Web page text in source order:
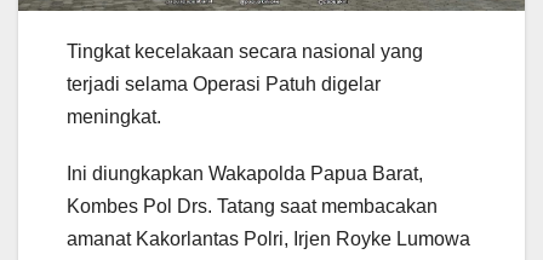
Tingkat kecelakaan secara nasional yang
terjadi selama Operasi Patuh digelar
meningkat.
Ini diungkapkan Wakapolda Papua Barat,
Kombes Pol Drs. Tatang saat membacakan
amanat Kakorlantas Polri, Irjen Royke Lumowa